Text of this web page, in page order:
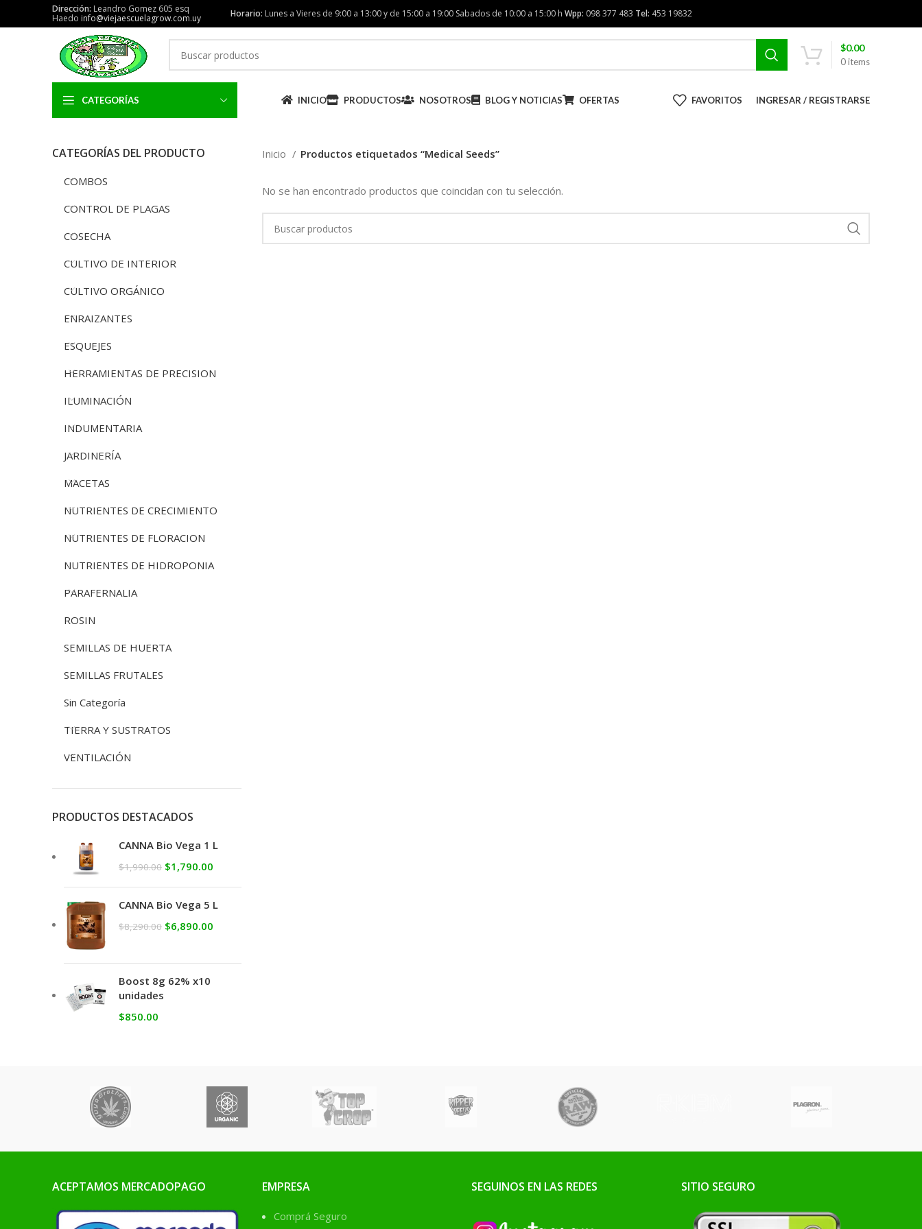
Dirección: Leandro Gomez 605 esq
Haedo info@viejaescuelagrow.com.uy Horario: Lunes a Vieres de 9:00 a 13:00 y de 15:00 a 19:00 Sabados de 10:00 a 15:00 h Wpp: 098 377 483 Tel: 453 19832
0items
$0.00
CATEGORÍAS INICIO PRODUCTOS NOSOTROS BLOG Y NOTICIAS OFERTAS FAVORITOS INGRESAR / REGISTRARSE
CATEGORÍAS DEL PRODUCTO
COMBOS
CONTROL DE PLAGAS
COSECHA
CULTIVO DE INTERIOR
CULTIVO ORGÁNICO
ENRAIZANTES
ESQUEJES
HERRAMIENTAS DE PRECISION
ILUMINACIÓN
INDUMENTARIA
JARDINERÍA
MACETAS
NUTRIENTES DE CRECIMIENTO
NUTRIENTES DE FLORACION
NUTRIENTES DE HIDROPONIA
PARAFERNALIA
ROSIN
SEMILLAS DE HUERTA
SEMILLAS FRUTALES
Sin Categoría
TIERRA Y SUSTRATOS
VENTILACIÓN
PRODUCTOS DESTACADOS
CANNA Bio Vega 1 L
$1,990.00 $1,790.00
CANNA Bio Vega 5 L
$8,290.00 $6,890.00
Boost 8g 62% x10
unidades
$850.00
Inicio Productos etiquetados “Medical Seeds”
No se han encontrado productos que coincidan con tu selección.
ACEPTAMOS MERCADOPAGO EMPRESA
Comprá Seguro
SEGUINOS EN LAS REDES SITIO SEGURO